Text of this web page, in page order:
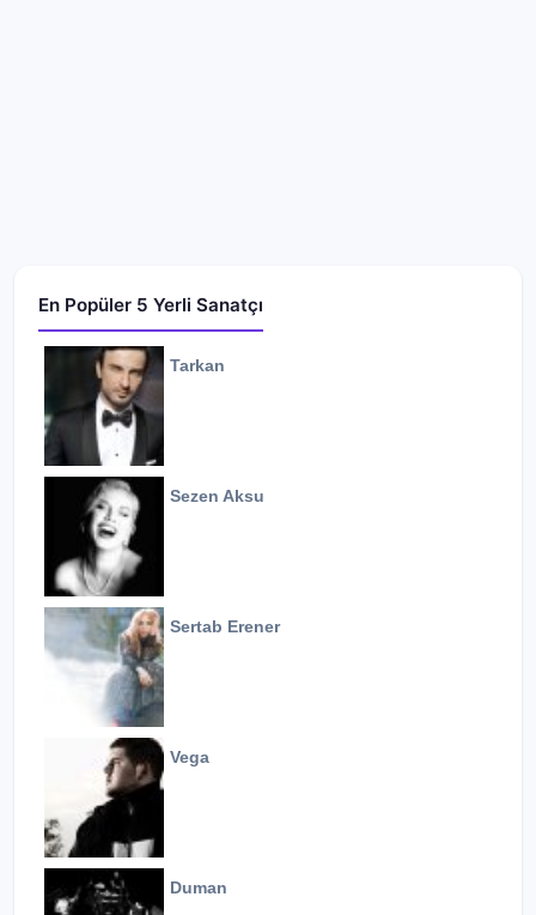
En Popüler 5 Yerli Sanatçı
Tarkan
Sezen Aksu
Sertab Erener
Vega
Duman